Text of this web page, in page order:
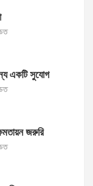
একটি সুযোগ
জরুরি